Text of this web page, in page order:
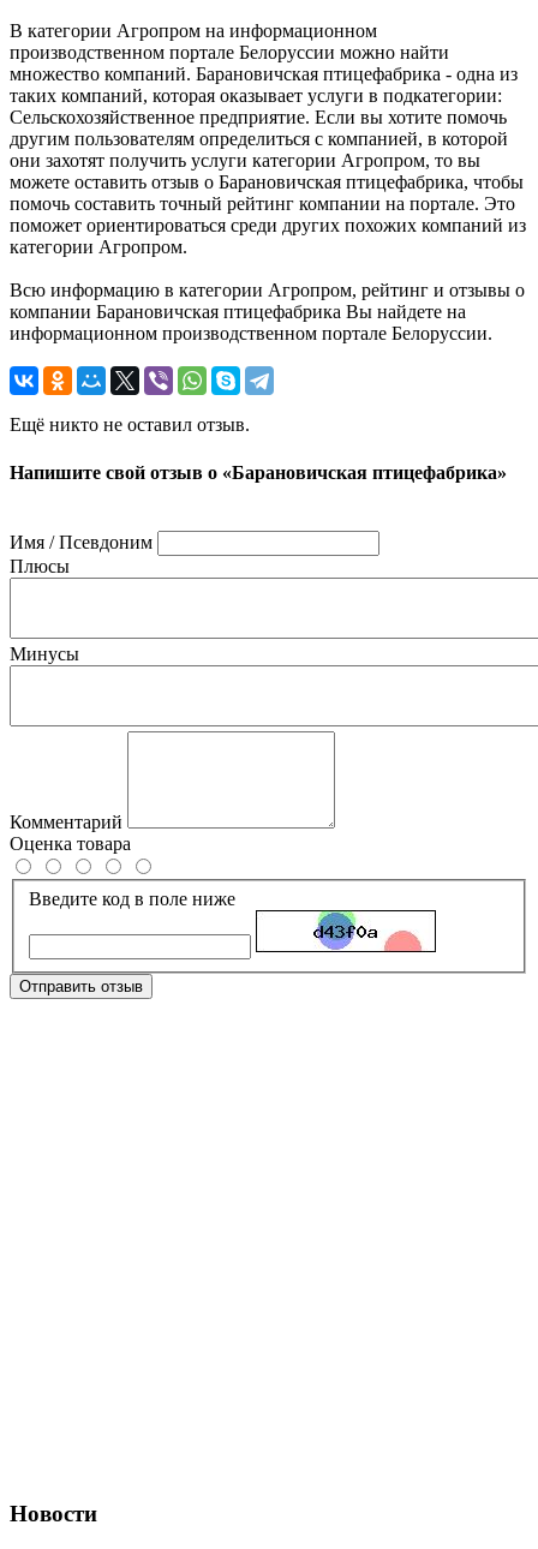
В категории Агропром на информационном
производственном портале Белоруссии можно найти
множество компаний. Барановичская птицефабрика - одна из
таких компаний, которая оказывает услуги в подкатегории:
Сельскохозяйственное предприятие. Если вы хотите помочь
другим пользователям определиться с компанией, в которой
они захотят получить услуги категории Агропром, то вы
можете оставить отзыв о Барановичская птицефабрика, чтобы
помочь составить точный рейтинг компании на портале. Это
поможет ориентироваться среди других похожих компаний из
категории Агропром.
Всю информацию в категории Агропром, рейтинг и отзывы о
компании Барановичская птицефабрика Вы найдете на
информационном производственном портале Белоруссии.
Ещё никто не оставил отзыв.
Напишите свой отзыв о «Барановичская птицефабрика»
Имя / Псевдоним
Плюсы
Минусы
Комментарий
Оценка товара
Введите код в поле ниже
Отправить отзыв
Новости